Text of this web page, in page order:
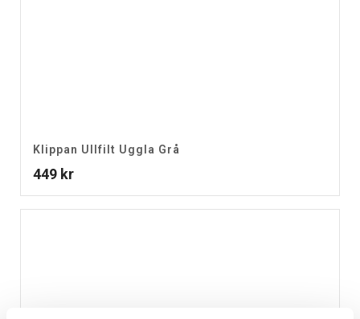
Klippan Ullfilt Uggla Grå
449 kr